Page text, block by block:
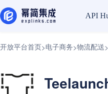
API
开放平台首页>电子商务>物流配送>